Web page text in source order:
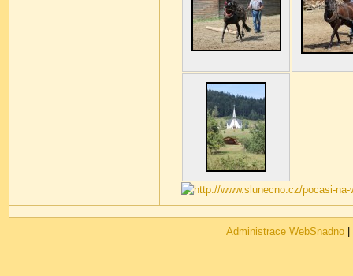
Administrace WebSnadno|